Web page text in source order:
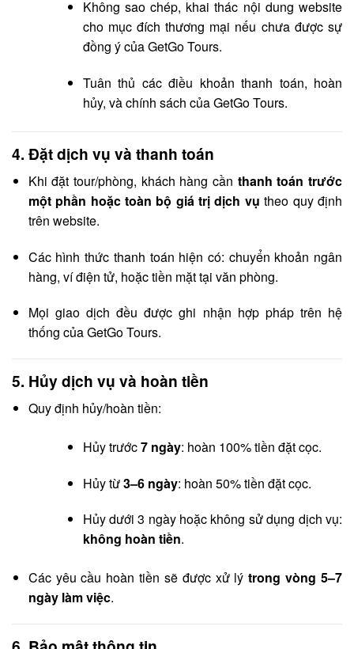
Không sao chép, khai thác nội dung website
cho mục đích thương mại nếu chưa được sự
đồng ý của GetGo Tours.
Tuân thủ các điều khoản thanh toán, hoàn
hủy, và chính sách của GetGo Tours.
4. Đặt dịch vụ và thanh toán
Khi đặt tour/phòng, khách hàng cần thanh toán trước
một phần hoặc toàn bộ giá trị dịch vụ theo quy định
trên website.
Các hình thức thanh toán hiện có: chuyển khoản ngân
hàng, ví điện tử, hoặc tiền mặt tại văn phòng.
Mọi giao dịch đều được ghi nhận hợp pháp trên hệ
thống của GetGo Tours.
5. Hủy dịch vụ và hoàn tiền
Quy định hủy/hoàn tiền:
Hủy trước7 ngày: hoàn 100% tiền đặt cọc.
Hủy từ3–6 ngày: hoàn 50% tiền đặt cọc.
Hủy dưới 3 ngày hoặc không sử dụng dịch vụ:
không hoàn tiền.
Các yêu cầu hoàn tiền sẽ được xử lýtrong vòng 5–7
ngày làm việc.